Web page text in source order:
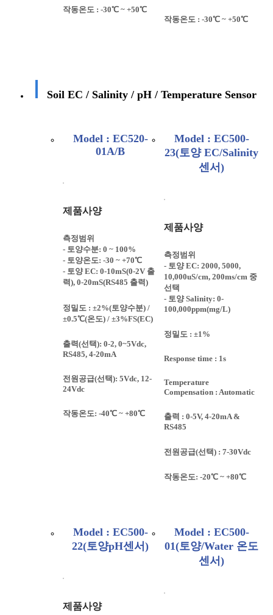
작동온도 : -30℃ ~ +50℃
작동온도 : -30℃ ~ +50℃
Soil EC / Salinity / pH / Temperature Sensor
Model : EC520-
01A/B
제품사양
측정범위
- 토양수분: 0 ~ 100%
- 토양온도: -30 ~ +70℃
- 토양 EC: 0-10mS(0-2V 출
력), 0-20mS(RS485 출력)
정밀도 : ±2%(토양수분) /
±0.5℃(온도) / ±3%FS(EC)
출력(선택): 0-2, 0~5Vdc,
RS485, 4-20mA
전원공급(선택): 5Vdc, 12-
24Vdc
작동온도: -40℃ ~ +80℃
Model : EC500-
23(토양 EC/Salinity
센서)
제품사양
측정범위
- 토양 EC: 2000, 5000,
10,000uS/cm, 200ms/cm 중
선택
- 토양 Salinity: 0-
100,000ppm(mg/L)
정밀도 : ±1%
Response time : 1s
Temperature
Compensation : Automatic
출력 : 0-5V, 4-20mA &
RS485
전원공급(선택) : 7-30Vdc
작동온도: -20℃ ~ +80℃
Model : EC500-
22(토양pH센서)
제품사양
Model : EC500-
01(토양/Water 온도
센서)